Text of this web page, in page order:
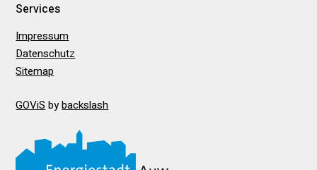
Services
Impressum
Datenschutz
Sitemap
GOViS bybackslash